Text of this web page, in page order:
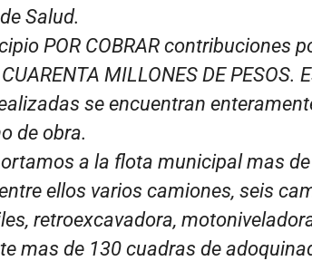
Salud.
POR COBRAR contribuciones
MILLONES DE PESOS.
se encuentran
de obra.
a la flota municipal mas
ellos varios camiones, seis
retroexcavadora,
mas de 130 cuadras de